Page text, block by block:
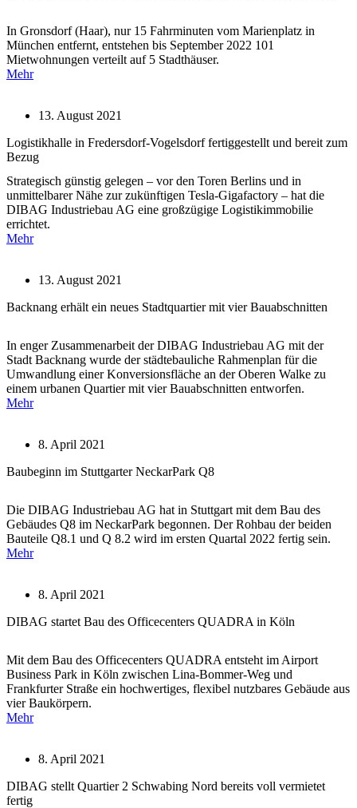
In Gronsdorf (Haar), nur 15 Fahrminuten vom Marienplatz in
München entfernt, entstehen bis September 2022 101
Mietwohnungen verteilt auf 5 Stadthäuser.
Mehr
13. August 2021
Logistikhalle in Fredersdorf-Vogelsdorf fertiggestellt und bereit zum
Bezug
Strategisch günstig gelegen – vor den Toren Berlins und in
unmittelbarer Nähe zur zukünftigen Tesla-Gigafactory – hat die
DIBAG Industriebau AG eine großzügige Logistikimmobilie
errichtet.
Mehr
13. August 2021
Backnang erhält ein neues Stadtquartier mit vier Bauabschnitten
In enger Zusammenarbeit der DIBAG Industriebau AG mit der
Stadt Backnang wurde der städtebauliche Rahmenplan für die
Umwandlung einer Konversionsfläche an der Oberen Walke zu
einem urbanen Quartier mit vier Bauabschnitten entworfen.
Mehr
8. April 2021
Baubeginn im Stuttgarter NeckarPark Q8
Die DIBAG Industriebau AG hat in Stuttgart mit dem Bau des
Gebäudes Q8 im NeckarPark begonnen. Der Rohbau der beiden
Bauteile Q8.1 und Q 8.2 wird im ersten Quartal 2022 fertig sein.
Mehr
8. April 2021
DIBAG startet Bau des Officecenters QUADRA in Köln
Mit dem Bau des Officecenters QUADRA entsteht im Airport
Business Park in Köln zwischen Lina-Bommer-Weg und
Frankfurter Straße ein hochwertiges, flexibel nutzbares Gebäude aus
vier Baukörpern.
Mehr
8. April 2021
DIBAG stellt Quartier 2 Schwabing Nord bereits voll vermietet
fertig